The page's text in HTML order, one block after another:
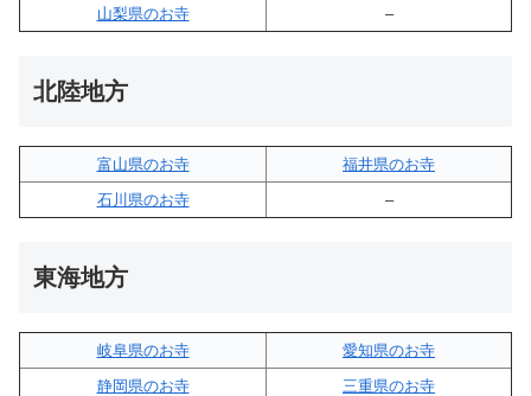
山梨県のお寺
–
北陸地方
富山県のお寺
福井県のお寺
石川県のお寺
–
東海地方
岐阜県のお寺
愛知県のお寺
静岡県のお寺
三重県のお寺